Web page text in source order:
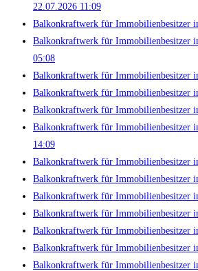
22.07.2026 11:09
Balkonkraftwerk für Immobilienbesitzer
Balkonkraftwerk für Immobilienbesitzer
05:08
Balkonkraftwerk für Immobilienbesitzer
Balkonkraftwerk für Immobilienbesitzer
Balkonkraftwerk für Immobilienbesitzer
Balkonkraftwerk für Immobilienbesitzer
14:09
Balkonkraftwerk für Immobilienbesitzer
Balkonkraftwerk für Immobilienbesitzer
Balkonkraftwerk für Immobilienbesitzer
Balkonkraftwerk für Immobilienbesitzer
Balkonkraftwerk für Immobilienbesitzer
Balkonkraftwerk für Immobilienbesitzer
Balkonkraftwerk für Immobilienbesitzer